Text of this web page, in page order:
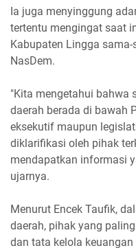
Ia juga menyinggung
tertentu mengingat saat
Kabupaten Lingga
NasDem.
"Kita mengetahui bahwa
daerah berada di bawah
eksekutif maupun
diklarifikasi oleh pihak
mendapatkan informasi
ujarnya.
Menurut Encek Taufik,
daerah, pihak yang
dan tata kelola